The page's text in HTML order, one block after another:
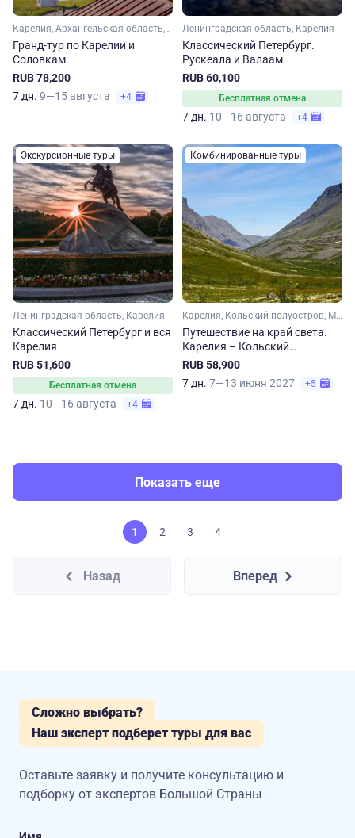
Карелия, Архангельская область, Арктика
Гранд-тур по Карелии и
Соловкам
RUB 78,200
7 дн. 9—15 августа +4
Ленинградская область, Карелия
Классический Петербург.
Рускеала и Валаам
RUB 60,100
Бесплатная отмена
7 дн. 10—16 августа +4
Экскурсионные туры
Ленинградская область, Карелия
Классический Петербург и вся
Карелия
RUB 51,600
Бесплатная отмена
7 дн. 10—16 августа +4
Комбинированные туры
Карелия, Кольский полуостров, Мурманская область, Арктика
Путешествие на край света.
Карелия – Кольский
полуостров. Из Санкт-
RUB 58,900
7 дн. 7—13 июня 2027 +5
Показать еще
1 2 3 4
Назад Вперед
Сложно выбрать?
Наш эксперт подберет туры для вас
Оставьте заявку и получите консультацию и
подборку от экспертов Большой Страны